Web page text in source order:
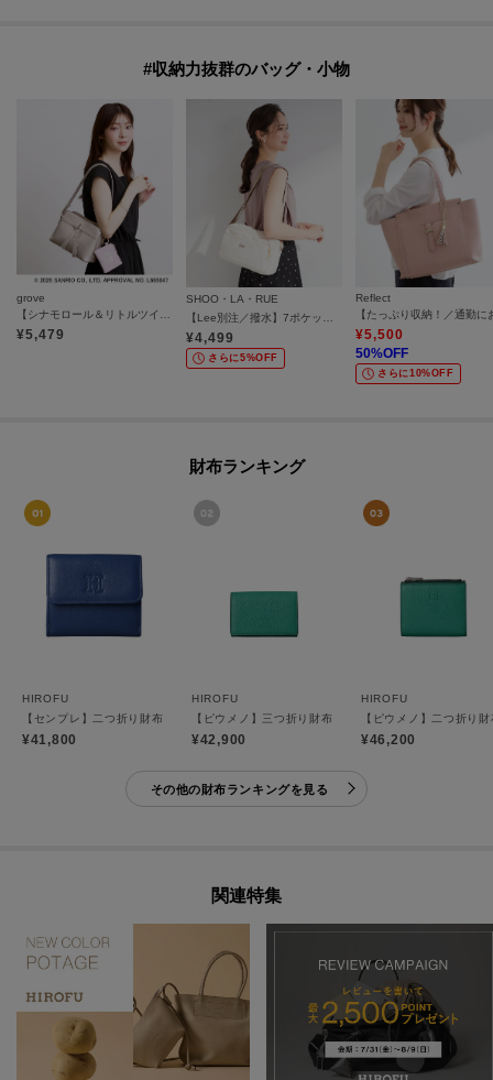
#収納力抜群のバッグ・小物
grove
¥5,479
SHOO・LA・RUE
¥4,499
さらに5%OFF
Reflect
¥5,500
50%OFF
さらに10%OFF
財布ランキング
HIROFU
【センプレ】二つ折り財布 レザー ウォレット 本革（商品番号：P25-50704）
¥41,800
HIROFU
【ピウメノ】三つ折り財布 レザー コンパクトウォレ
¥42,900
HIROFU
【ピウメノ】二つ折り
¥46,200
その他の財布ランキングを見る
関連特集